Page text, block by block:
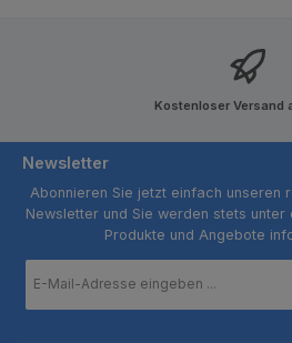
Kostenloser Versand
Newsletter
Abonnieren Sie jetzt einfach unseren
Newsletter und Sie werden stets unter
Produkte und Angebote
Mail-